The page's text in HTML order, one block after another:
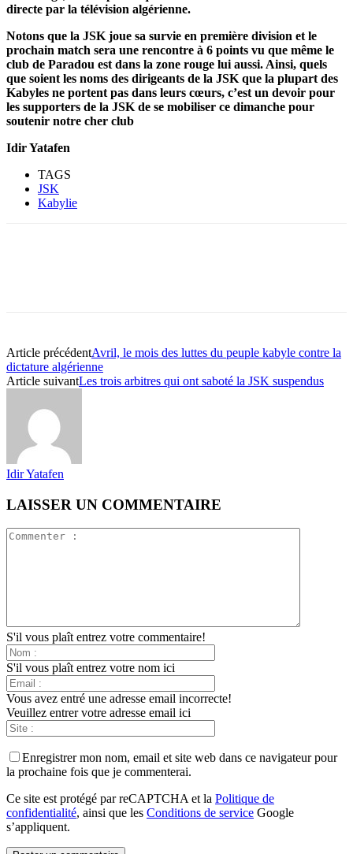
directe par la télévision algérienne.
Notons que la JSK joue sa survie en première division et le
prochain match sera une rencontre à 6 points vu que même le
club de Paradou est dans la zone rouge lui aussi. Ainsi, quels
que soient les noms des dirigeants de la JSK que la plupart des
Kabyles ne portent pas dans leurs cœurs, c’est un devoir pour
les supporters de la JSK de se mobiliser ce dimanche pour
soutenir notre cher club
Idir Yatafen
TAGS
JSK
Kabylie
Article précédentAvril, le mois des luttes du peuple kabyle contre la
dictature algérienne
Article suivantLes trois arbitres qui ont saboté la JSK suspendus
Idir Yatafen
LAISSER UN COMMENTAIRE
S'il vous plaît entrez votre commentaire!
S'il vous plaît entrez votre nom ici
Vous avez entré une adresse email incorrecte!
Veuillez entrer votre adresse email ici
Enregistrer mon nom, email et site web dans ce navigateur pour
la prochaine fois que je commenterai.
Ce site est protégé par reCAPTCHA et la Politique de
confidentialité, ainsi que les Conditions de service Google
s’appliquent.